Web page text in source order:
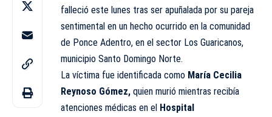
falleció este lunes tras ser apuñalada por su pareja
sentimental en un hecho ocurrido en la comunidad
de Ponce Adentro, en el sector Los Guaricanos,
municipio Santo Domingo Norte.
La víctima fue identificada como María Cecilia
Reynoso Gómez, quien murió mientras recibía
atenciones médicas en el Hospital